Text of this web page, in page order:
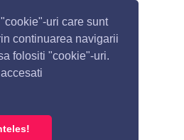
uri care sunt
continuarea navigarii
folositi "cookie"-uri.